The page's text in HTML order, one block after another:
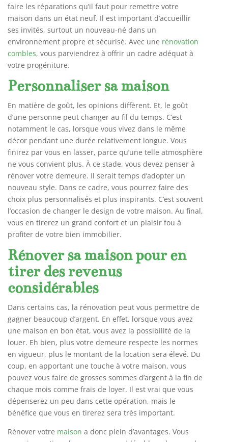
faire les réparations qu’il faut pour remettre votre
maison dans un état neuf. Il est important d’accueillir
ses invités, surtout un nouveau-né dans un
environnement propre et sécurisé. Avec une rénovation
combles, vous parviendrez à offrir un cadre adéquat à
votre progéniture.
Personnaliser sa maison
En matière de goût, les opinions diffèrent. Et, le goût
d’une personne peut changer au fil du temps. C’est
notamment le cas, lorsque vous vivez dans le même
décor pendant une durée relativement longue. Vous
finirez par vous en lasser, parce qu’une telle atmosphère
ne vous convient plus. À ce stade, vous devez penser à
rénover votre demeure. Il serait temps d’adopter un
nouveau style. Dans ce cadre, vous pourrez faire des
choix plus personnalisés et plus inspirants. C’est souvent
l’occasion de changer le design de votre maison. Au final,
vous en tirerez un grand confort et un plaisir fou à
profiter de votre bien immobilier.
Rénover sa maison pour en
tirer des revenus
considérables
Dans certains cas, la rénovation peut vous permettre de
gagner beaucoup d’argent. En effet, lorsque vous avez
une maison en bon état, vous avez la possibilité de la
louer. Eh bien, plus votre demeure respecte les normes
en vigueur, plus le montant de la location sera élevé. Du
coup, en apportant une touche à votre maison, vous
pouvez vous faire de grosses sommes d’argent à la fin de
chaque mois comme frais de loyer. Il est vrai que vous
dépenserez un peu dans cette opération, mais le
bénéfice que vous en tirerez sera très important.
Rénover votre maison a donc plein d’avantages. Vous